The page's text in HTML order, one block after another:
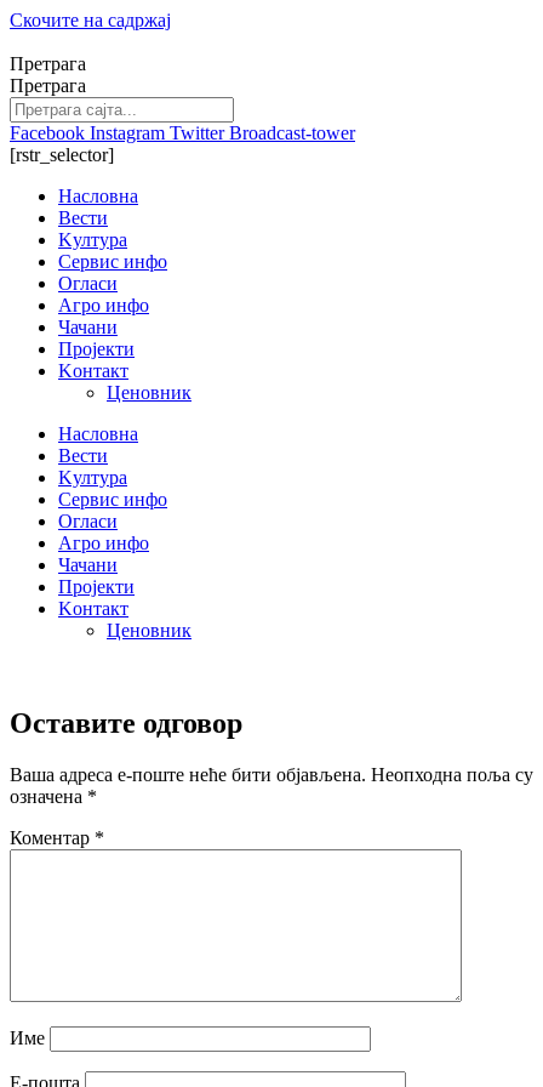
Скочите на садржај
Претрага
Претрага
Facebook Instagram Twitter Broadcast-tower
[rstr_selector]
Насловна
Вести
Kултура
Сервис инфо
Огласи
Агро инфо
Чачани
Пројекти
Kонтакт
Ценовник
Насловна
Вести
Kултура
Сервис инфо
Огласи
Агро инфо
Чачани
Пројекти
Kонтакт
Ценовник
Оставите одговор
Ваша адреса е-поште неће бити објављена. Неопходна поља су
означена *
Коментар *
Име
Е-пошта